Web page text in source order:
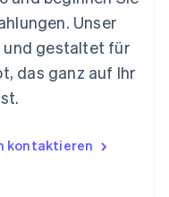
Unser
und gestaltet für
das ganz auf Ihr
kontaktieren